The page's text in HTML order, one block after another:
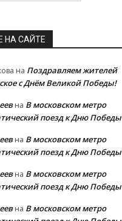
НА САЙТЕ
на Поздравляем жителей
с Днём Великой Победы!
на В московском метро
поезд к Дню Победы
на В московском метро
поезд к Дню Победы
на В московском метро
поезд к Дню Победы
на В московском метро